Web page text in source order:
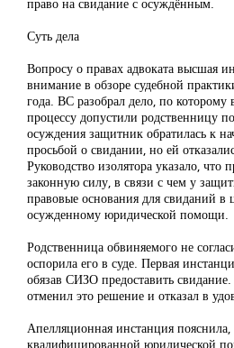
Суть дела
Вопросу о правах адвоката высшая
внимание в обзоре судебной
года. ВС разобрал дело, по которому
процессу допустили родственницу
осуждения защитник обратилась к
просьбой о свидании, но ей
Руководство изолятора указало, что
законную силу, в связи с чем у
правовые основания для свиданий в
осужденному юридической помощи.
Родственница обвиняемого не
оспорила его в суде. Первая
обязав СИЗО предоставить
отменил это решение и отказал в
Апелляционная инстанция пояснила,
квалифицированной юридической